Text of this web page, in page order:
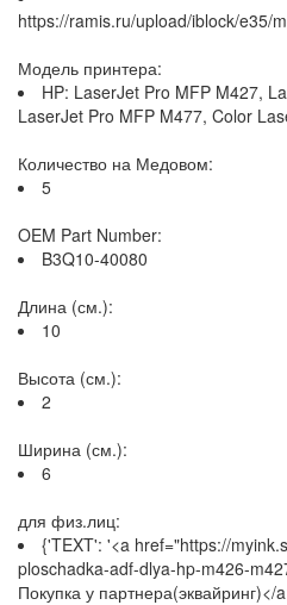
https://ramis.ru/upload/iblock/e35/
Модель принтера:
HP: LaserJet Pro MFP M427,
LaserJet Pro MFP M477, Color
Количество на Медовом:
5
OEM Part Number:
B3Q10-40080
Длина (см.):
10
Высота (см.):
2
Ширина (см.):
6
для физ.лиц:
{'TEXT': '<a href="https://
ploschadka-adf-dlya-hp-m426-
Покупка у